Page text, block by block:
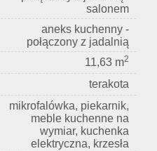
salonem
aneks kuchenny -
połączony z jadalnią
11,63 m2
terakota
mikrofalówka, piekarnik,
meble kuchenne na
wymiar, kuchenka
elektryczna, krzesła